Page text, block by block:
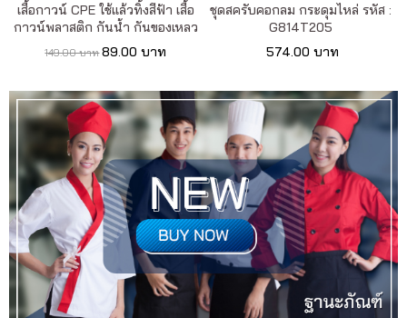
เสื้อกาวน์ CPE ใช้แล้วทิ้งสีฟ้า เสื้อ
กาวน์พลาสติก กันน้ำ กันของเหลว
149.00 บาท 89.00 บาท
ชุดสครับคอกลม กระดุมไหล่ รหัส :
G814T205
574.00 บาท